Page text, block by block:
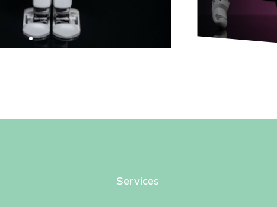
Services